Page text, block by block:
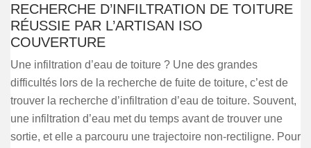
RECHERCHE D’INFILTRATION DE TOITURE
RÉUSSIE PAR L’ARTISAN ISO
COUVERTURE
Une infiltration d’eau de toiture ? Une des grandes
difficultés lors de la recherche de fuite de toiture, c’est de
trouver la recherche d’infiltration d’eau de toiture. Souvent,
une infiltration d’eau met du temps avant de trouver une
sortie, et elle a parcouru une trajectoire non-rectiligne. Pour